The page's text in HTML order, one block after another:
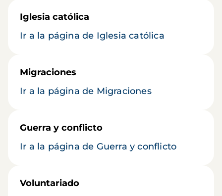
Iglesia católica
Ir a la página de Iglesia católica
Migraciones
Ir a la página de Migraciones
Guerra y conflicto
Ir a la página de Guerra y conflicto
Voluntariado